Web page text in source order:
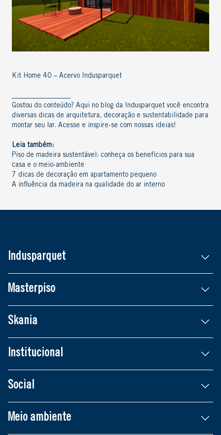
Kit Home 40 – Acervo Indusparquet
Gostou do conteúdo? Aqui no blog da Indusparquet você encontra
diversas dicas de arquitetura , decoração e sustentabilidade para
montar seu lar. Acesse e inspire-se com nossas ideias!
Leia também:
Piso de madeira sustentável: conheça os benefícios para sua
casa e o meio-ambiente
7 dicas de decoração em apartamento pequeno
A influência da madeira na qualidade do ar interno
Indusparquet
Masterpiso
Skania
Institucional
Social
Meio ambiente